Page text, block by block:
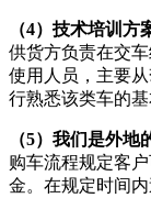
（4）技术培训方
供货方负责在交
使用人员，主要
行熟悉该类车的
（5）我们是外地
购车流程规定客
金。在规定时间